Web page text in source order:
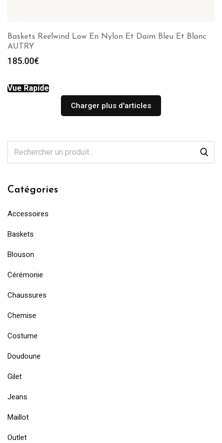
Baskets Reelwind Low En Nylon Et Daim Bleu Et Blanc
AUTRY
185.00€
Vue Rapide
Charger plus d'articles
Catégories
Accessoires
Baskets
Blouson
Cérémonie
Chaussures
Chemise
Costume
Doudoune
Gilet
Jeans
Maillot
Outlet